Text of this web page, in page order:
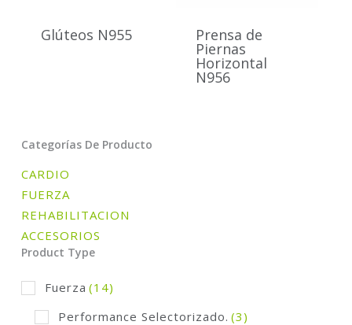
Glúteos N955 Prensa de
Piernas
Horizontal
N956
Categorías De Producto
CARDIO
FUERZA
REHABILITACION
ACCESORIOS
Product Type
Fuerza (14)
Performance Selectorizado. (3)